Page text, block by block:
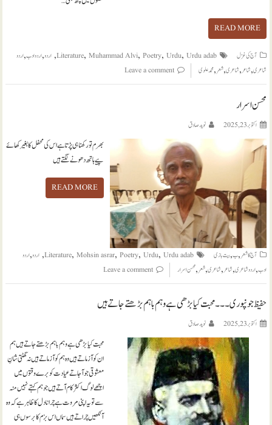
READ MORE
آج کی غزل Literature, Muhammad Alvi, Poetry, Urdu, Urdu adab
,اردو,اردو ادب,اردو
شاعری,شاعر,شاعری,شعر,محمد علوی Leave a comment
محسن اسرار
اکتوبر 23, 2025 نويد صادق
بھرم تو رکھنا ہی پڑتا ہے اس کی محفل کا بغیر کھائے
پیے ہاتھ دھونے لگتے ہیں
READ MORE
آج کا شعر,ب,بیت بازی Literature, Mohsin asrar, Poetry, Urdu, Urdu adab
,اردو,اردو
ادب,اردو شاعری,شاعر,شاعری,شعر,محسن اسرار Leave a comment
حفیظ جونپوری ۔۔۔ محبت کیا بڑھی ہے وہم باہم بڑھتے جاتے ہیں
اکتوبر 23, 2025 نويد صادق
محبت کیا بڑھی ہے وہم باہم بڑھتے جاتے ہیں ہم
ان کو آزماتے ہیں وہ ہم کو آزماتے ہیں نہ گھٹتی شانِ
معشوقی جو آ جاتے عیادت کو برے وقتوں میں
اچھے لوگ اکثر کام آتے ہیں جو ہم کہتے نہیں منہ
سے تو یہ اپنی مروت ہے چرانا دل کا ظاہر ہے کہ وہ
آنکھیں چراتے ہیں سماں اس بزم کا برسوں ہی